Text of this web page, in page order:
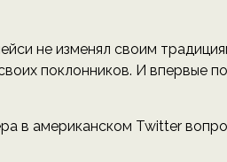
не изменял своим
поклонников. И впервые
в американском Twitter